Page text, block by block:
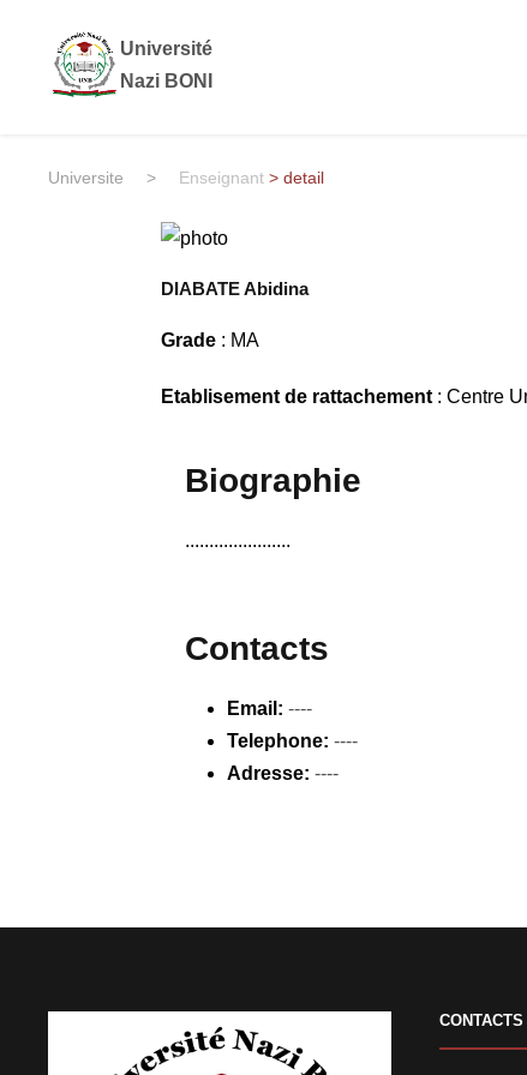
Université
Nazi BONI
Universite > Enseignant > detail
DIABATE Abidina
Grade : MA
Etablisement de rattachement: Centre
Biographie
......................
Contacts
Email: ----
Telephone: ----
Adresse: ----
CONTACTS